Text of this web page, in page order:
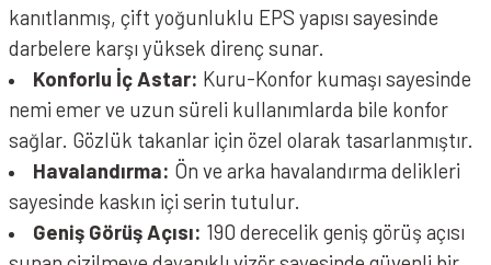
kanıtlanmış, çift yoğunluklu EPS yapısı sayesinde
darbelere karşı yüksek direnç sunar.
Konforlu İç Astar: Kuru-Konfor kumaşı sayesinde
nemi emer ve uzun süreli kullanımlarda bile konfor
sağlar. Gözlük takanlar için özel olarak tasarlanmıştır.
Havalandırma: Ön ve arka havalandırma delikleri
sayesinde kaskın içi serin tutulur.
Geniş Görüş Açısı: 190 derecelik geniş görüş açısı